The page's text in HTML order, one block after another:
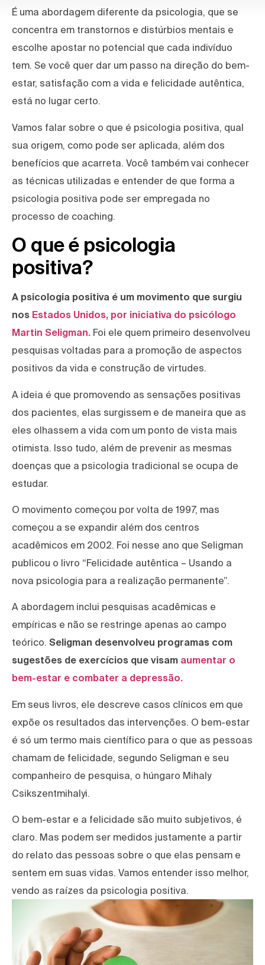
É uma abordagem diferente da psicologia, que se
concentra em transtornos e distúrbios mentais e
escolhe apostar no potencial que cada indivíduo
tem. Se você quer dar um passo na direção do bem-
estar, satisfação com a vida e felicidade autêntica,
está no lugar certo.
Vamos falar sobre o que é psicologia positiva, qual
sua origem, como pode ser aplicada, além dos
benefícios que acarreta. Você também vai conhecer
as técnicas utilizadas e entender de que forma a
psicologia positiva pode ser empregada no
processo de coaching.
O que é psicologia
positiva?
A psicologia positiva é um movimento que surgiu
nos Estados Unidos, por iniciativa do psicólogo
Martin Seligman. Foi ele quem primeiro desenvolveu
pesquisas voltadas para a promoção de aspectos
positivos da vida e construção de virtudes.
A ideia é que promovendo as sensações positivas
dos pacientes, elas surgissem e de maneira que as
eles olhassem a vida com um ponto de vista mais
otimista. Isso tudo, além de prevenir as mesmas
doenças que a psicologia tradicional se ocupa de
estudar.
O movimento começou por volta de 1997, mas
começou a se expandir além dos centros
acadêmicos em 2002. Foi nesse ano que Seligman
publicou o livro “Felicidade autêntica – Usando a
nova psicologia para a realização permanente”.
A abordagem inclui pesquisas acadêmicas e
empíricas e não se restringe apenas ao campo
teórico. Seligman desenvolveu programas com
sugestões de exercícios que visam aumentar o
bem-estar e combater a depressão.
Em seus livros, ele descreve casos clínicos em que
expõe os resultados das intervenções. O bem-estar
é só um termo mais científico para o que as pessoas
chamam de felicidade, segundo Seligman e seu
companheiro de pesquisa, o húngaro Mihaly
Csikszentmihalyi.
O bem-estar e a felicidade são muito subjetivos, é
claro. Mas podem ser medidos justamente a partir
do relato das pessoas sobre o que elas pensam e
sentem em suas vidas. Vamos entender isso melhor,
vendo as raízes da psicologia positiva.